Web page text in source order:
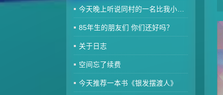
今天晚上听说同村的一名比我小两岁的80后因肾衰竭去世了
85年生的朋友们 你们还好吗？
关于日志
空间忘了续费
今天推荐一本书《银发摆渡人》